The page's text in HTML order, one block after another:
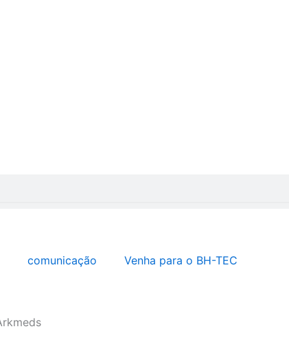
comunicação Venha para o BH-TEC